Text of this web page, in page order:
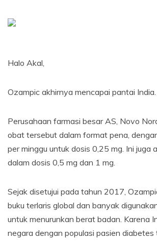
Halo Akal,
Ozampic akhirnya mencapai pantai India.
Perusahaan farmasi besar AS, Novo
obat tersebut dalam format pena,
per minggu untuk dosis 0,25 mg. Ini juga
dalam dosis 0,5 mg dan 1 mg.
Sejak disetujui pada tahun 2017,
buku terlaris global dan banyak
untuk menurunkan berat badan. Karena
negara dengan populasi pasien